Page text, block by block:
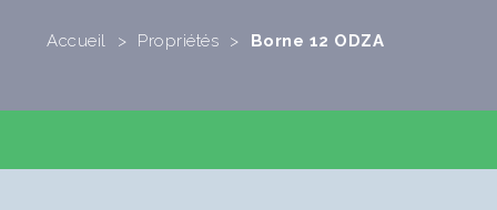
Accueil > Propriétés > Borne 12 ODZA